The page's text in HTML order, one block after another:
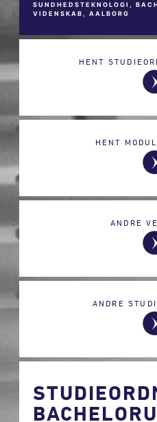
SUNDHEDSTEKNOLOGI,
VIDENSKAB, AALBORG
HENT
HENT
ANDRE
ANDRE